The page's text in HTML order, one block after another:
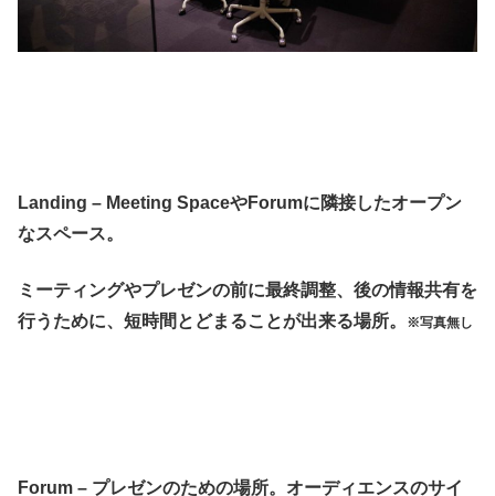
Landing – Meeting SpaceやForumに隣接したオープン
なスペース。
ミーティングやプレゼンの前に最終調整、後の情報共有を
行うために、短時間とどまることが出来る場所。
※写真無し
Forum – プレゼンのための場所。オーディエンスのサイ